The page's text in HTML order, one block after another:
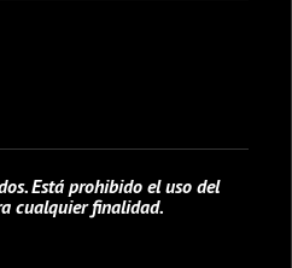
Está prohibido el uso del
cualquier finalidad.